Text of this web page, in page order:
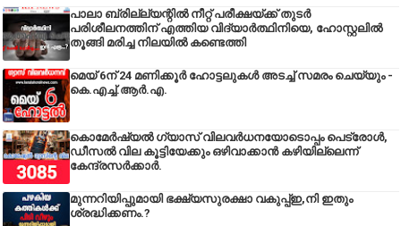
പാലാ ബ്രില്ല്യന്റിൽ നീറ്റ് പരീക്ഷയ്ക്ക് തുടർ
പരിശീലനത്തിന് എത്തിയ വിദ്യാർത്ഥിനിയെ, ഹോസ്റ്റലിൽ
തൂങ്ങി മരിച്ച നിലയിൽ കണ്ടെത്തി
മെയ് 6ന് 24 മണിക്കൂർ ഹോട്ടലുകൾ അടച്ച് സമരം ചെയ്യും -
കെ.എച്ച്.ആർ.എ.
കൊമേർഷ്യൽ ഗ്യാസ് വിലവർധനയോടൊപ്പം പെട്രോൾ,
ഡീസല്‍ വില കൂട്ടിയേക്കും ഒഴിവാക്കാന്‍ കഴിയില്ലെന്ന്
കേന്ദ്രസര്‍ക്കാര്‍.
മുന്നറിയിപ്പുമായി ഭക്ഷ്യസുരക്ഷാ വകുപ്പ്ഇ,നി ഇതും
ശ്രദ്ധിക്കണം.?